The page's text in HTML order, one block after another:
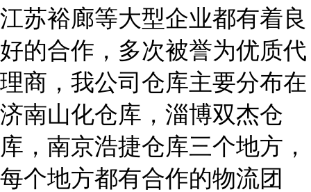
江苏裕廊等大型企业都有着良
好的合作，多次被誉为优质代
理商，我公司仓库主要分布在
济南山化仓库，淄博双杰仓
库，南京浩捷仓库三个地方，
每个地方都有合作的物流团